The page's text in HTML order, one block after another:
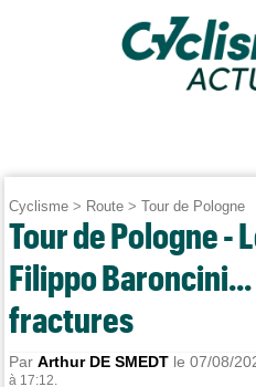
Cyclisme > Route >Tour de Pologne
Tour de Pologne -
Filippo
fractures
ParArthur DE SMEDT le 07/08/
à 17:12.